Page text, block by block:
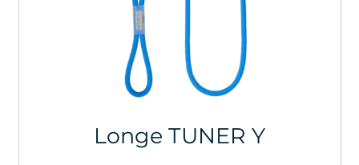
Longe TUNER Y